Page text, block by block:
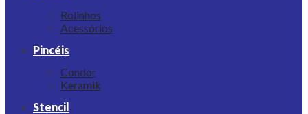
Rolinhos
Acessórios
Pincéis
Condor
Keramik
Stencil